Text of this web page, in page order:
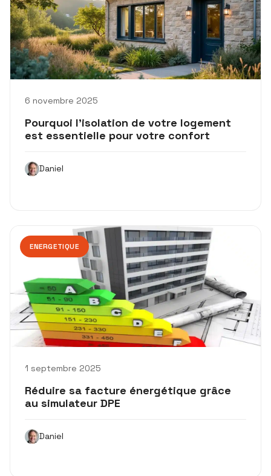
6 novembre 2025
Pourquoi l’isolation de votre logement
est essentielle pour votre confort
Daniel
ENERGETIQUE
1 septembre 2025
Réduire sa facture énergétique grâce
au simulateur DPE
Daniel